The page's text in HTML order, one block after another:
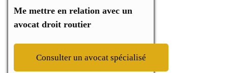
Me mettre en relation avec un
avocat droit routier
Consulter un avocat spécialisé